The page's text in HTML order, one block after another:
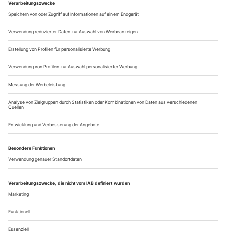
zweiten Stock, in der Klassik-Abteilung, nach dem kürzlich
erschienenen Verdi-Album von Krassimira Stoyanova fragen,
ernten wir bedauerndes Schulterzucken: Es sei leider nicht
vorrätig....
Artists in resistance
Die Dessauer kämpfen beim Kurt Weill Fest für den Erhalt ihres
Schauspiels
Über den kulturellen Kahlschlag, den die Landesregierung
von Sachsen-Anhalt im vergangenen Juni beschlossen hat, ist
in den letzten Monaten viel zu lesen gewesen. Dessau trifft es
besonders hart: Hier sollen die Sparten Schauspiel und Ballett
ganz eingespart werden.
Jetzt haben sich Intendant André Bücker und das Ensemble
mit den Mitteln des Theaters gegen den...
Über uns Kontakt Kritikerumfrage Newsletter